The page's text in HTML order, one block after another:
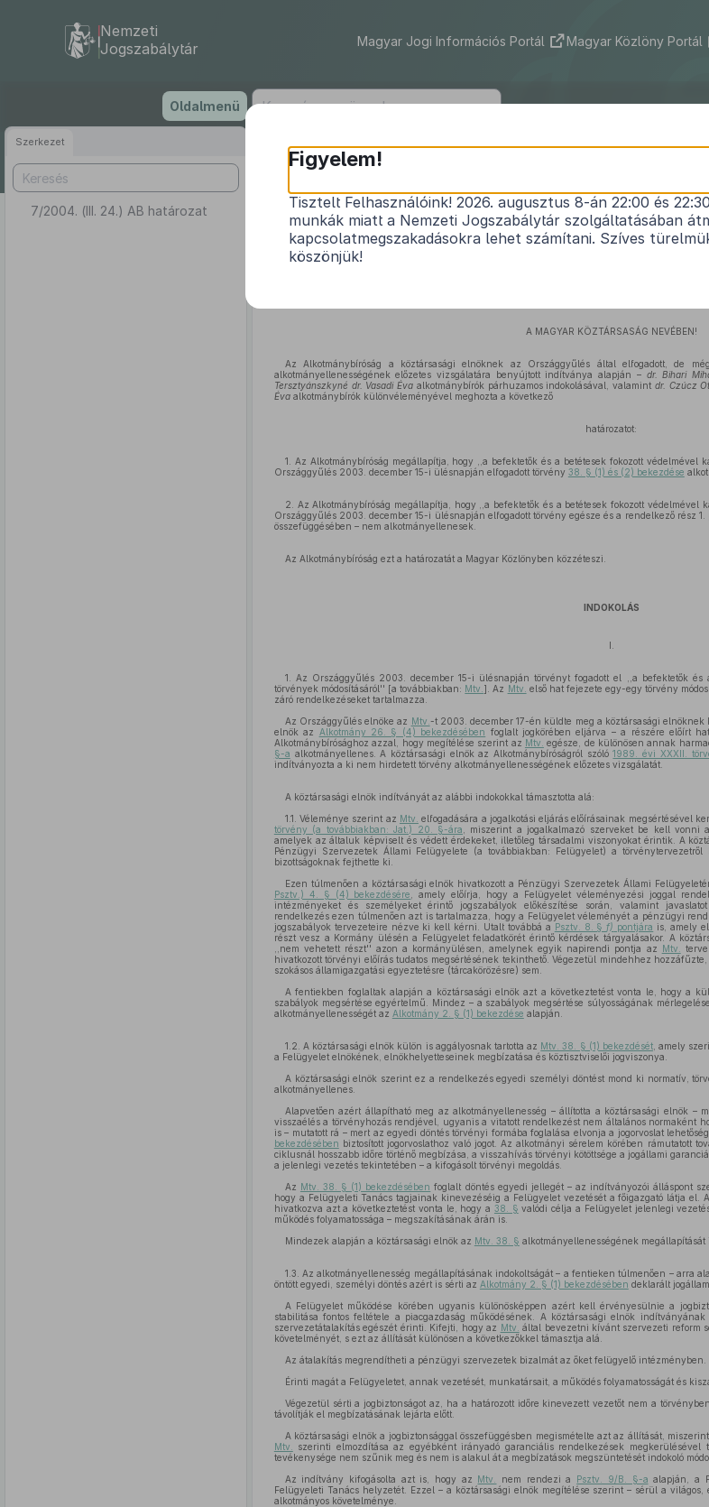
tartalomra
Nemzeti
Jogszabálytár
Magyar Jogi Információs Portál Magyar Közlöny Portál
Oldalmenü
Szerkezet
7/2004. (III. 24.) AB határozat
7/2004. (III. 24.) AB
A MAGYAR KÖZTÁRSASÁG NEVÉBEN!
Az Alkotmánybíróság a köztársasági elnöknek az Országgyűlés által elfogadott, de
alkotmányellenességének előzetes vizsgálatára benyújtott indítványa alapján – dr. Bihari
Tersztyánszkyné dr. Vasadi Éva alkotmánybírók párhuzamos indokolásával, valamint dr. Czúcz
Évaalkotmánybírók különvéleményével meghozta a következő
határozatot:
1. Az Alkotmánybíróság megállapítja, hogy ,,a befektetők és a betétesek fokozott védelmével
Országgyűlés 2003. december 15-i ülésnapján elfogadott törvény 38. § (1) és (2) bekezdése
2. Az Alkotmánybíróság megállapítja, hogy ,,a befektetők és a betétesek fokozott védelmével
Országgyűlés 2003. december 15-i ülésnapján elfogadott törvény egésze és a rendelkező rész
összefüggésében – nem alkotmányellenesek.
Az Alkotmánybíróság ezt a határozatát a Magyar Közlönyben közzéteszi.
INDOKOLÁS
I.
1. Az Országgyűlés 2003. december 15-i ülésnapján törvényt fogadott el ,,a befektetők és
törvények módosításáról'' [a továbbiakban: Mtv. ]. Az Mtv. első hat fejezete egy-egy törvény
záró rendelkezéseket tartalmazza.
Az Országgyűlés elnöke az Mtv. -t 2003. december 17-én küldte meg a köztársasági
elnök az
Alkotmány 26. § (4) bekezdésében foglalt jogkörében eljárva – a részére előírt
Alkotmánybírósághoz azzal, hogy megítélése szerint az Mtv. egésze, de különösen annak
§-a alkotmányellenes. A köztársasági elnök az Alkotmánybíróságról szóló1989. évi XXXII.
indítványozta a ki nem hirdetett törvény alkotmányellenességének előzetes vizsgálatát.
A köztársasági elnök indítványát az alábbi indokokkal támasztotta alá:
1.1. Véleménye szerint az Mtv. elfogadására a jogalkotási eljárás előírásainak megsértésével
törvény (a továbbiakban: Jat.) 20. §-ára , miszerint a jogalkalmazó szerveket be kell vonni
amelyek az általuk képviselt és védett érdekeket, illetőleg társadalmi viszonyokat érintik. A
Pénzügyi Szervezetek Állami Felügyelete (a továbbiakban: Felügyelet) a
bizottságoknak fejthette ki.
Ezen túlmenően a köztársasági elnök hivatkozott a Pénzügyi Szervezetek Állami
Psztv.) 4. § (4) bekezdésére
, amely előírja, hogy a Felügyelet véleményezési joggal
intézményeket és személyeket érintő jogszabályok előkészítése során, valamint
rendelkezés ezen túlmenően azt is tartalmazza, hogy a Felügyelet véleményét a pénzügyi
jogszabályok tervezeteire nézve ki kell kérni. Utalt továbbá a Psztv. 8. §f) pontjára is, amely
részt vesz a Kormány ülésén a Felügyelet feladatkörét érintő kérdések tárgyalásakor. A
,,nem vehetett részt'' azon a kormányülésen, amelynek egyik napirendi pontja az Mtv.
hivatkozott törvényi előírás tudatos megsértésének tekinthető. Végezetül mindehhez
szokásos államigazgatási egyeztetésre (tárcakörözésre) sem.
A fentiekben foglaltak alapján a köztársasági elnök azt a következtetést vonta le, hogy a
szabályok megsértése egyértelmű. Mindez – a szabályok megsértése súlyosságának
alkotmányellenességét az Alkotmány 2. § (1) bekezdése alapján.
1.2. A köztársasági elnök külön is aggályosnak tartotta az Mtv. 38. § (1) bekezdését , amely
a Felügyelet elnökének, elnökhelyetteseinek megbízatása és köztisztviselői jogviszonya.
A köztársasági elnök szerint ez a rendelkezés egyedi személyi döntést mond ki normatív,
alkotmányellenes.
Alapvetően azért állapítható meg az alkotmányellenesség – állította a köztársasági elnök –
visszaélés a törvényhozás rendjével, ugyanis a vitatott rendelkezést nem általános normaként
is – mutatott rá – mert az egyedi döntés törvényi formába foglalása elvonja a jogorvoslat
bekezdésében biztosított jogorvoslathoz való jogot. Az alkotmányi sérelem körében rámutatott
ciklusnál hosszabb időre történő megbízása, a visszahívás törvényi kötöttsége a jogállami
a jelenlegi vezetés tekintetében – a kifogásolt törvényi megoldás.
Az Mtv. 38. § (1) bekezdésében foglalt döntés egyedi jellegét – az indítványozói álláspont
hogy a Felügyeleti Tanács tagjainak kinevezéséig a Felügyelet vezetését a főigazgató látja el.
hivatkozva azt a következtetést vonta le, hogy a 38. § valódi célja a Felügyelet jelenlegi
működés folyamatossága – megszakításának árán is.
Mindezek alapján a köztársasági elnök az Mtv. 38. § alkotmányellenességének megállapítását
1.3. Az alkotmányellenesség megállapításának indokoltságát – a fentieken túlmenően – arra
öntött egyedi, személyi döntés azért is sérti az Alkotmány 2. § (1) bekezdésében deklarált
A Felügyelet működése körében ugyanis különösképpen azért kell érvényesülnie a
stabilitása fontos feltétele a piacgazdaság működésének. A köztársasági elnök
szervezetátalakítás egészét érinti. Kifejti, hogy az Mtv. által bevezetni kívánt szervezeti reform
követelményét, s ezt az állítását különösen a következőkkel támasztja alá.
Az átalakítás megrendítheti a pénzügyi szervezetek bizalmát az őket felügyelő intézményben.
Érinti magát a Felügyeletet, annak vezetését, munkatársait, a működés folyamatosságát és
Végezetül sérti a jogbiztonságot az, ha a határozott időre kinevezett vezetőt nem a
távolítják el megbízatásának lejárta előtt.
A köztársasági elnök a jogbiztonsággal összefüggésben megismételte azt az állítását,
Mtv.
szerinti elmozdítása az egyébként irányadó garanciális rendelkezések
tevékenysége nem szűnik meg és nem is alakul át a megbízatások megszüntetését indokoló
Az indítvány kifogásolta azt is, hogy az Mtv. nem rendezi a Psztv. 9/B. §-a alapján, a
Felügyeleti Tanács helyzetét. Ezzel – a köztársasági elnök megítélése szerint – sérül a világos,
alkotmányos követelménye.
Figyelem!
Tisztelt Felhasználóink! 2026. augusztus 8-án 22:00 és
munkák miatt a Nemzeti Jogszabálytár szolgáltatásában
kapcsolatmegszakadásokra lehet számítani. Szíves
köszönjük!